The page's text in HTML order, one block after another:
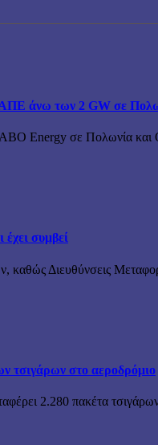
άνω των 2 GW σε
Energy σε Πολωνία και
συμβεί
καθώς Διευθύνσεις
τσιγάρων στο αεροδρόμιο
2.280 πακέτα